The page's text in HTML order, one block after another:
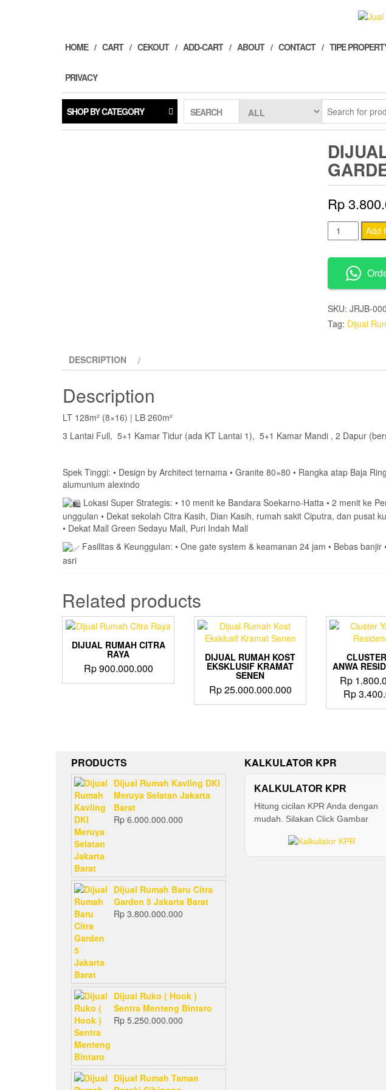
HOME CART CEKOUT ADD-CART ABOUT CONTACT TIPE
PRIVACY
SHOP BY CATEGORY SEARCH
Rp
Dijual
Rumah
Baru
Citra
Garden
5
Jakarta
Add
SKU: JRJB-
Tag: Dijual
DESCRIPTION
Description
LT 128m² (8×16) | LB 260m²
3 Lantai Full, 5+1 Kamar Tidur (ada KT Lantai 1), 5+1 Kamar Mandi , 2 Dapur
Spek Tinggi: •⁠ ⁠Design by Architect ternama •⁠ ⁠Granite 80×80 •⁠ ⁠Rangka atap Baja
alumunium alexindo
Lokasi Super Strategis: •⁠ ⁠10 menit ke Bandara Soekarno-Hatta •⁠ ⁠2 menit ke
unggulan •⁠ ⁠Dekat sekolah Citra Kasih, Dian Kasih, rumah sakit Ciputra, dan pusat
•⁠ ⁠Dekat Mall Green Sedayu Mall, Puri Indah Mall
Fasilitas & Keunggulan: •⁠ ⁠One gate system & keamanan 24 jam •⁠ ⁠Bebas
asri
Related products
DIJUAL RUMAH CITRA
RAYA
Rp900.000.000
DIJUAL RUMAH KOST
EKSKLUSIF KRAMAT
SENEN
Rp25.000.000.000
ANWA
Rp
Rp
PRODUCTS
Dijual Rumah Kavling DKI
Meruya Selatan Jakarta
Barat
Rp 6.000.000.000
Dijual Rumah Baru Citra
Garden 5 Jakarta Barat
Rp 3.800.000.000
Dijual Ruko ( Hook )
Sentra Menteng Bintaro
Rp 5.250.000.000
Dijual Rumah Taman
KALKULATOR KPR
KALKULATOR KPR
Hitung cicilan KPR Anda dengan
mudah. Silakan Click Gambar